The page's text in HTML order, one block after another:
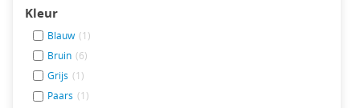
Kleur
Blauw (1)
Bruin (6)
Grijs (1)
Paars (1)